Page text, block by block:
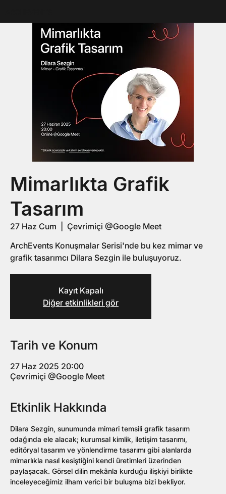
Mimarlıkta Grafik
Tasarım
27 Haz Cum
Çevrimiçi @Google Meet
ArchEvents Konuşmalar Serisi'nde bu kez mimar ve
grafik tasarımcı Dilara Sezgin ile buluşuyoruz.
Kayıt Kapalı
Diğer etkinlikleri gör
Tarih ve Konum
27 Haz 2025 20:00
Çevrimiçi @Google Meet
Etkinlik Hakkında
Dilara Sezgin, sunumunda mimari temsili grafik tasarım
odağında ele alacak; kurumsal kimlik, iletişim tasarımı,
editöryal tasarım ve yönlendirme tasarımı gibi alanlarda
mimarlıkla nasıl kesiştiğini kendi üretimleri üzerinden
paylaşacak. Görsel dilin mekânla kurduğu ilişkiyi birlikte
inceleyeceğimiz ilham verici bir buluşma bizi bekliyor.